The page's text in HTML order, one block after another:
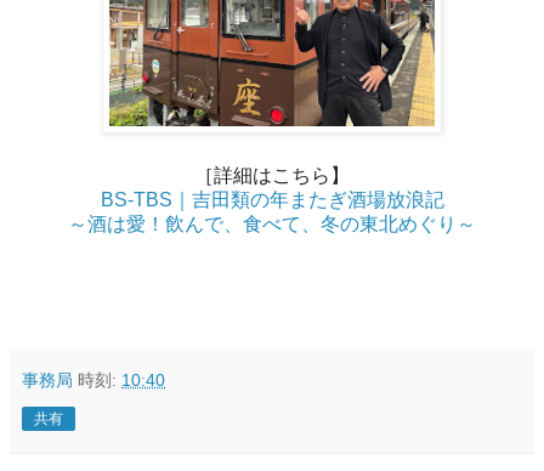
［詳細はこちら】
BS-TBS｜吉田類の年またぎ酒場放浪記
～酒は愛！飲んで、食べて、冬の東北めぐり～
事務局 時刻: 10:40
共有